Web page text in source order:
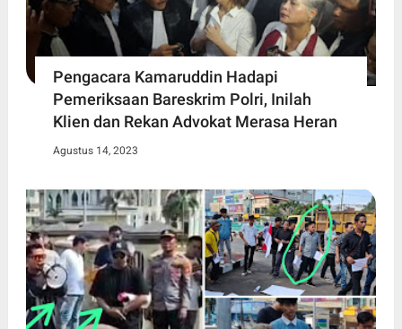
Pengacara Kamaruddin Hadapi
Pemeriksaan Bareskrim Polri, Inilah
Klien dan Rekan Advokat Merasa Heran
Agustus 14, 2023